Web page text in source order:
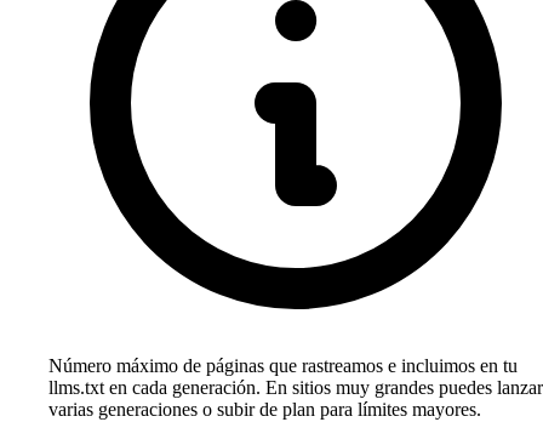
Número máximo de páginas que rastreamos e incluimos en tu
llms.txt en cada generación. En sitios muy grandes puedes lanzar
varias generaciones o subir de plan para límites mayores.